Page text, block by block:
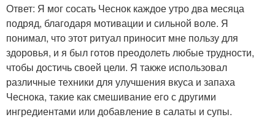
Ответ: Я мог сосать Чеснок каждое утро два месяца
подряд, благодаря мотивации и сильной воле. Я
понимал, что этот ритуал приносит мне пользу для
здоровья, и я был готов преодолеть любые трудности,
чтобы достичь своей цели. Я также использовал
различные техники для улучшения вкуса и запаха
Чеснока, такие как смешивание его с другими
ингредиентами или добавление в салаты и супы.